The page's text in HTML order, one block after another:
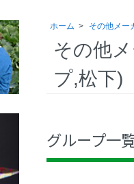
ホーム > その他メー
その他
プ,松下)
グループ一